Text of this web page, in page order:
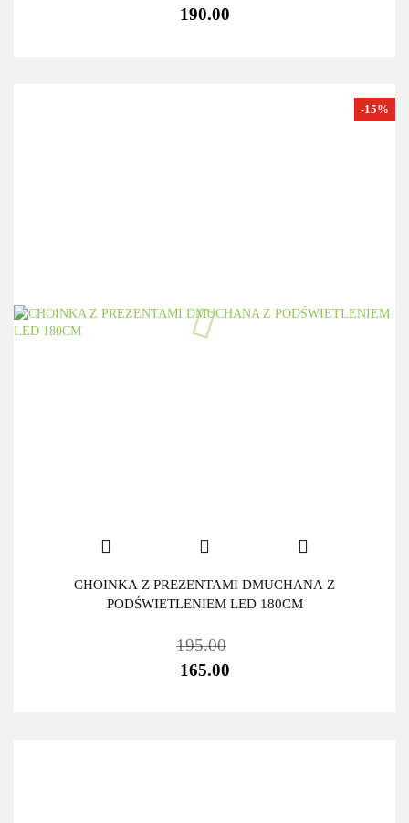
190.00
CHOINKA Z PREZENTAMI DMUCHANA Z
PODŚWIETLENIEM LED 180CM
195.00
-15%
165.00